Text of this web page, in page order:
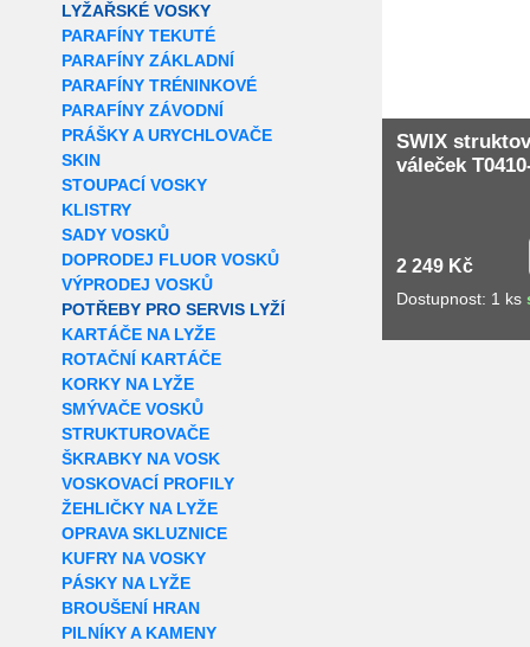
LYŽAŘSKÉ VOSKY
PARAFÍNY TEKUTÉ
PARAFÍNY ZÁKLADNÍ
PARAFÍNY TRÉNINKOVÉ
PARAFÍNY ZÁVODNÍ
PRÁŠKY A URYCHLOVAČE
SKIN
STOUPACÍ VOSKY
KLISTRY
SADY VOSKŮ
DOPRODEJ FLUOR VOSKŮ
VÝPRODEJ VOSKŮ
POTŘEBY PRO SERVIS LYŽÍ
KARTÁČE NA LYŽE
ROTAČNÍ KARTÁČE
KORKY NA LYŽE
SMÝVAČE VOSKŮ
STRUKTUROVAČE
ŠKRABKY NA VOSK
VOSKOVACÍ PROFILY
ŽEHLIČKY NA LYŽE
OPRAVA SKLUZNICE
KUFRY NA VOSKY
PÁSKY NA LYŽE
BROUŠENÍ HRAN
PILNÍKY A KAMENY
SWIX
váleček
2 249 Kč
Dostupnost: 1 ks